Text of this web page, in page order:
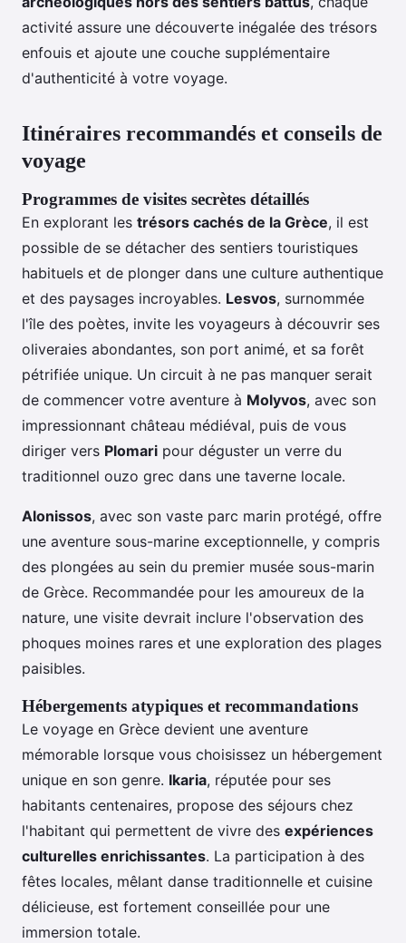
activité assure une découverte inégalée des trésors
enfouis et ajoute une couche supplémentaire
d'authenticité à votre voyage.
Itinéraires recommandés et conseils de
voyage
Programmes de visites secrètes détaillés
En explorant les trésors cachés de la Grèce, il est
possible de se détacher des sentiers touristiques
habituels et de plonger dans une culture authentique
et des paysages incroyables. Lesvos, surnommée
l'île des poètes, invite les voyageurs à découvrir ses
oliveraies abondantes, son port animé, et sa forêt
pétrifiée unique. Un circuit à ne pas manquer serait
de commencer votre aventure à Molyvos, avec son
impressionnant château médiéval, puis de vous
diriger vers Plomari pour déguster un verre du
traditionnel ouzo grec dans une taverne locale.
Alonissos, avec son vaste parc marin protégé, offre
une aventure sous-marine exceptionnelle, y compris
des plongées au sein du premier musée sous-marin
de Grèce. Recommandée pour les amoureux de la
nature, une visite devrait inclure l'observation des
phoques moines rares et une exploration des plages
paisibles.
Hébergements atypiques et recommandations
Le voyage en Grèce devient une aventure
mémorable lorsque vous choisissez un hébergement
unique en son genre. Ikaria, réputée pour ses
habitants centenaires, propose des séjours chez
l'habitant qui permettent de vivre des expériences
culturelles enrichissantes. La participation à des
fêtes locales, mêlant danse traditionnelle et cuisine
délicieuse, est fortement conseillée pour une
immersion totale.